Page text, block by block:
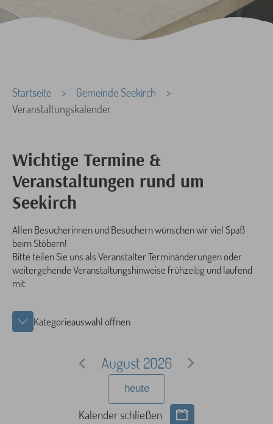
Startseite
Gemeinde Seekirch
Veranstaltungskalender
Wichtige Termine &
Veranstaltungen rund um
Seekirch
Allen Besucherinnen und Besuchern wünschen wir viel Spaß
beim Stöbern!
Bitte teilen Sie uns als Veranstalter Terminänderungen oder
weitergehende Veranstaltungshinweise frühzeitig und laufend
mit.
Kategorieauswahl öffnen